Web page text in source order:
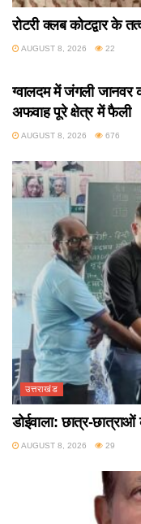
रोटरी क्लब कोटद्वार के
AUGUST 8, 2026 22
ग्वालदम में जंगली जानवर
अफवाह पूरे क्षेत्र में फैली
AUGUST 8, 2026 676
उत्तराखंड
डोईवाला: छात्र-
AUGUST 8, 2026 29